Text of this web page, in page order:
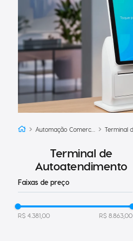
Terminal de
Autoatendimento
Faixas de preço
R$ 4.381,00 R$ 8.863,00